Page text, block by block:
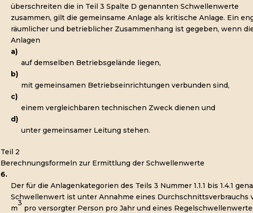
überschreiten die in Teil 3 Spalte D genannten Schwellenwerte
zusammen, gilt die gemeinsame Anlage als kritische Anlage. Ein
räumlicher und betrieblicher Zusammenhang ist gegeben, wenn
Anlagen
a)
auf demselben Betriebsgelände liegen,
b)
mit gemeinsamen Betriebseinrichtungen verbunden sind,
c)
einem vergleichbaren technischen Zweck dienen und
d)
unter gemeinsamer Leitung stehen.
Teil 2
Berechnungsformeln zur Ermittlung der Schwellenwerte
6.
Der für die Anlagenkategorien des Teils 3 Nummer 1.1.1 bis 1.4.1
Schwellenwert ist unter Annahme eines Durchschnittsverbrauchs
m
3
pro versorgter Person pro Jahr und eines